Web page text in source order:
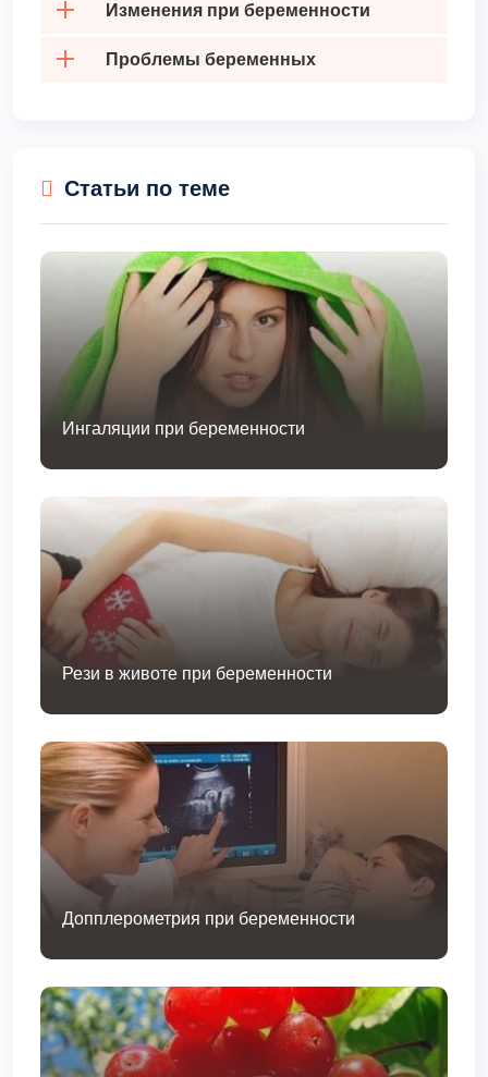
Изменения при беременности
Проблемы беременных
Статьи по теме
Ингаляции при беременности
Рези в животе при беременности
Допплерометрия при беременности